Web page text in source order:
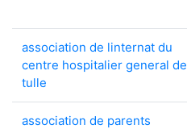
association de linternat du
centre hospitalier general de
tulle
association de parents